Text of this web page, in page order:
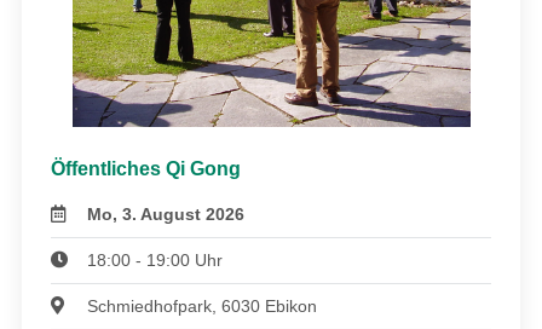
Öffentliches Qi Gong
Mo, 3. August 2026
18:00 - 19:00 Uhr
Schmiedhofpark, 6030 Ebikon